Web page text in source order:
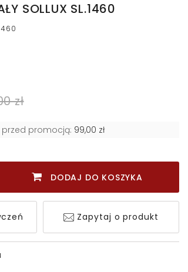
SOLLUX SL.1460
zł
przed promocją: 99,00 zł
DODAJ DO KOSZYKA
Zapytaj o produkt